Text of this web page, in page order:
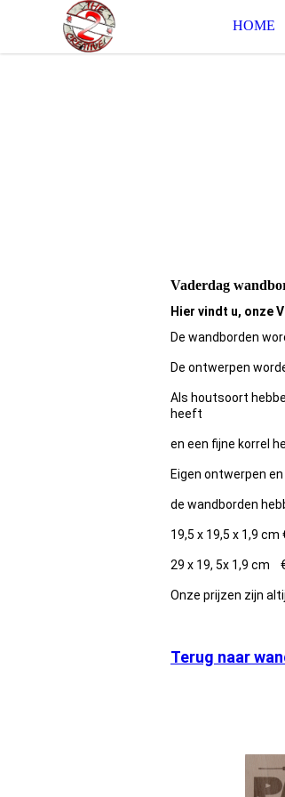
HOME
Vaderdag
Hier vindt u, onze
De wandborden
De ontwerpen
Als houtsoort
heeft
en een fijne korrel
Eigen ontwerpen
de wandborden
19,5 x 19,5 x 1,9
29 x 19, 5x 1,9 cm
Onze prijzen zijn
Terug naar